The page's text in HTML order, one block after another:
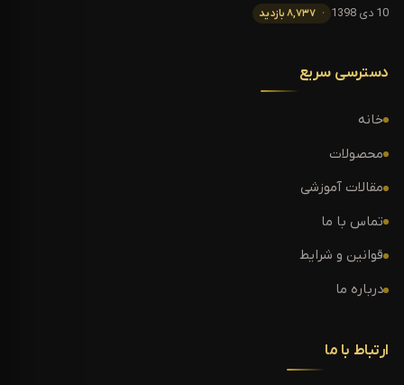
10 دی 1398 ۸,۷۳۷ بازدید
دسترسی سریع
خانه
محصولات
مقالات آموزشی
تماس با ما
قوانین و شرایط
درباره ما
ارتباط با ما